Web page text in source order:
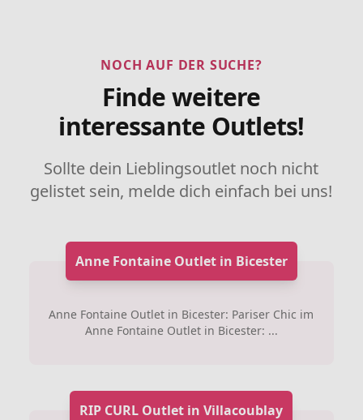
NOCH AUF DER SUCHE?
Finde weitere
interessante Outlets!
Sollte dein Lieblingsoutlet noch nicht
gelistet sein, melde dich einfach bei uns!
Anne Fontaine Outlet in Bicester
Anne Fontaine Outlet in Bicester: Pariser Chic im
Anne Fontaine Outlet in Bicester: ...
RIP CURL Outlet in Villacoublay